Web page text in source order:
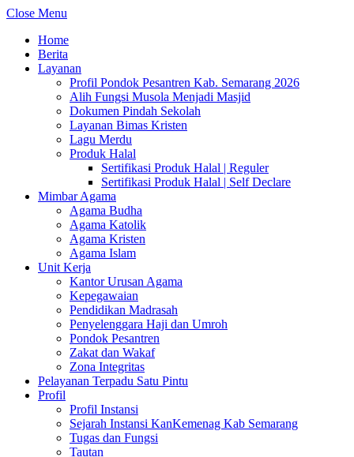
Close Menu
Home
Berita
Layanan
Profil Pondok Pesantren Kab. Semarang 2026
Alih Fungsi Musola Menjadi Masjid
Dokumen Pindah Sekolah
Layanan Bimas Kristen
Lagu Merdu
Produk Halal
Sertifikasi Produk Halal | Reguler
Sertifikasi Produk Halal | Self Declare
Mimbar Agama
Agama Budha
Agama Katolik
Agama Kristen
Agama Islam
Unit Kerja
Kantor Urusan Agama
Kepegawaian
Pendidikan Madrasah
Penyelenggara Haji dan Umroh
Pondok Pesantren
Zakat dan Wakaf
Zona Integritas
Pelayanan Terpadu Satu Pintu
Profil
Profil Instansi
Sejarah Instansi KanKemenag Kab Semarang
Tugas dan Fungsi
Tautan